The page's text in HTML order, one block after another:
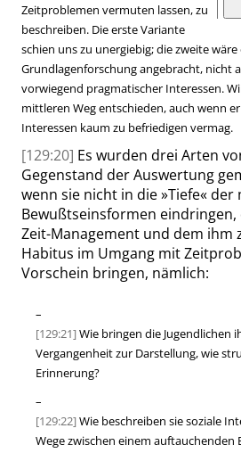
Zeitproblemen vermuten lassen, zu
beschreiben. Die erste Variante
schien uns zu unergiebig; die zweite
Grundlagenforschung angebracht, nicht
vorwiegend pragmatischer Interessen.
mittleren Weg entschieden, auch wenn er
Interessen kaum zu befriedigen vermag.
[129:20] Es wurden drei Arten
Gegenstand der Auswertung
wenn sie nicht in die»Tiefe«der
Bewußtseinsformen eindringen,
Zeit-Management und dem ihm
Habitus im Umgang mit
Vorschein bringen, nämlich:
–
[129:21]Wie bringen die Jugendlichen
Vergangenheit zur Darstellung, wie
Erinnerung?
–
[129:22]Wie beschreiben sie soziale
Wege zwischen einem auftauchenden